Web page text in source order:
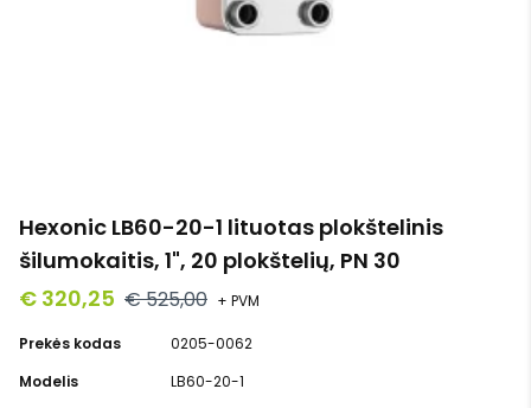
Hexonic LB60-20-1 lituotas plokštelinis
šilumokaitis, 1", 20 plokštelių, PN 30
€ 320,25 € 525,00 + PVM
Prekės kodas
0205-0062
Modelis
LB60-20-1